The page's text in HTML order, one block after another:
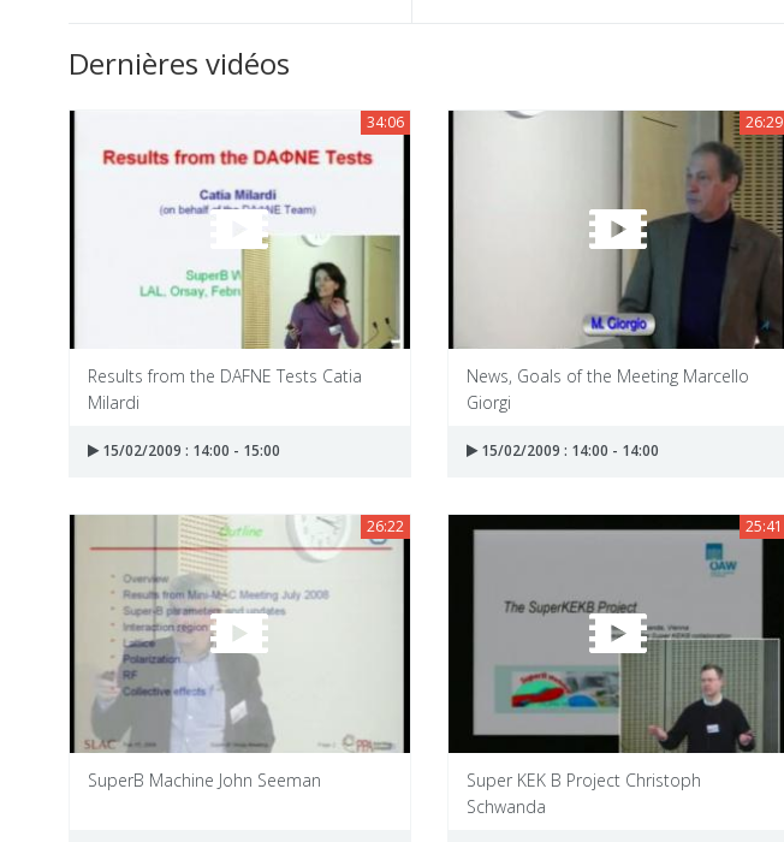
Dernières vidéos
34:06
Results from the DAFNE Tests Catia
Milardi
15/02/2009 : 14:00 - 15:00
26:29
News, Goals of the Meeting Marcello
Giorgi
15/02/2009 : 14:00 - 14:00
26:22
SuperB Machine John Seeman
25:41
Super KEK B Project Christoph
Schwanda